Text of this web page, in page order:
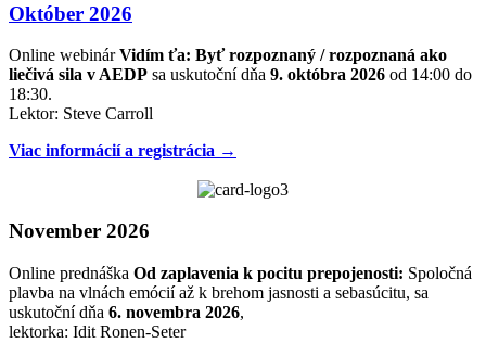
Október 2026
Online webinárVidím ťa: Byť rozpoznaný / rozpoznaná ako
liečivá sila v AEDP sa uskutoční dňa 9. októbra 2026 od 14:00 do
18:30.
Lektor: Steve Carroll
Viac informácií a registrácia →
November 2026
Online prednáška Od zaplavenia k pocitu prepojenosti: Spoločná
plavba na vlnách emócií až k brehom jasnosti a sebasúcitu, sa
uskutoční dňa 6. novembra 2026,
lektorka: Idit Ronen-Seter